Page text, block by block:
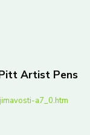
Artist Pens
a7_0.htm